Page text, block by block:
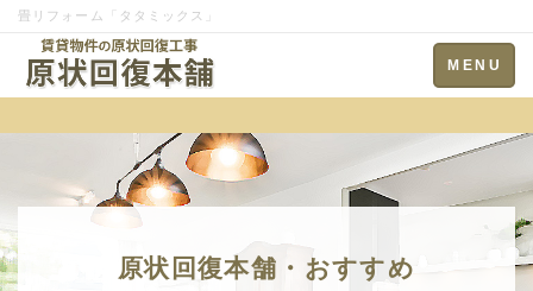
畳リフォーム「タタミックス」
Toggle
navigation
MENU
原状回復本舗・おすすめ